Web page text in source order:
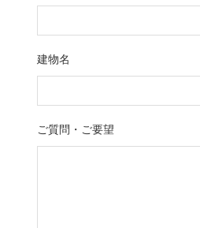
建物名
ご質問・ご要望